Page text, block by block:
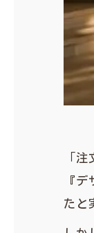
「
『
たと